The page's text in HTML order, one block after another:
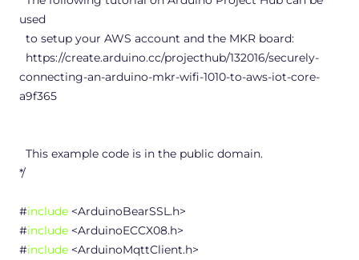
used
to setup your AWS account and the MKR board:
https://create.arduino.cc/projecthub/132016/securely-
connecting-an-arduino-mkr-wifi-1010-to-aws-iot-core-
a9f365
This example code is in the public domain.
*/
#include <ArduinoBearSSL.h>
#include <ArduinoECCX08.h>
#include <ArduinoMqttClient.h>